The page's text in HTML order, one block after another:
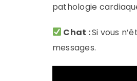
pathologie
Chat :Si vous
messages.